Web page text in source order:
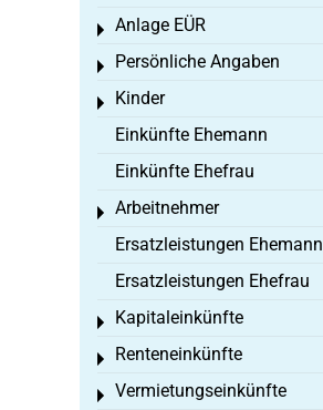
Anlage EÜR
Toggle menu
Persönliche Angaben
Toggle menu
Kinder
Toggle menu
Einkünfte Ehemann
Einkünfte Ehefrau
Arbeitnehmer
Toggle menu
Ersatzleistungen Ehemann
Ersatzleistungen Ehefrau
Kapitaleinkünfte
Toggle menu
Renteneinkünfte
Toggle menu
Vermietungseinkünfte
Toggle menu